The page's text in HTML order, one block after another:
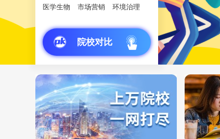
医学生物 市场营销 环境治理
院校对比